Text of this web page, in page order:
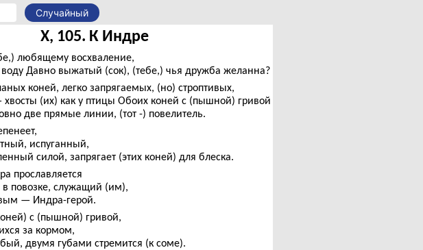
Случайный
X, 105. К Индре
любящему восхваление,
Давно выжатый (сок), (тебе,) чья дружба желанна?
коней, легко запрягаемых, (но) строптивых,
хвосты (их) как у птицы Обоих коней с (пышной) гривой
две прямые линии, (тот -) повелитель.
испуганный,
силой, запрягает (этих коней) для блеска.
прославляется
повозке, служащий (им),
— Индра-герой.
с (пышной) гривой,
за кормом,
двумя губами стремится (к соме).